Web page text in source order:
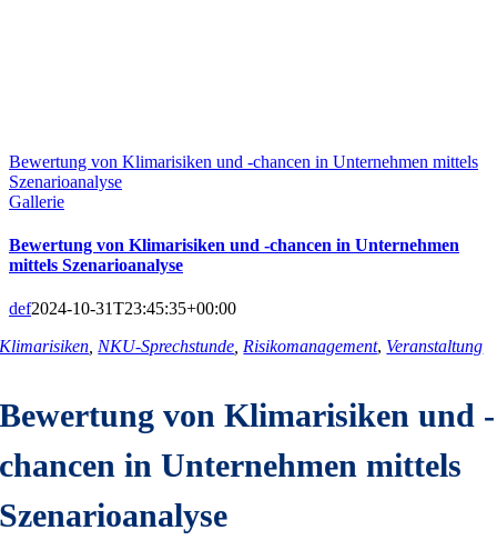
Bewertung von Klimarisiken und -chancen in Unternehmen mittels
Szenarioanalyse
Gallerie
Bewertung von Klimarisiken und -chancen in Unternehmen
mittels Szenarioanalyse
def2024-10-31T23:45:35+00:00
Klimarisiken NKU-Sprechstunde Risikomanagement, Veranstaltung
Bewertung von Klimarisiken und -
chancen in Unternehmen mittels
Szenarioanalyse